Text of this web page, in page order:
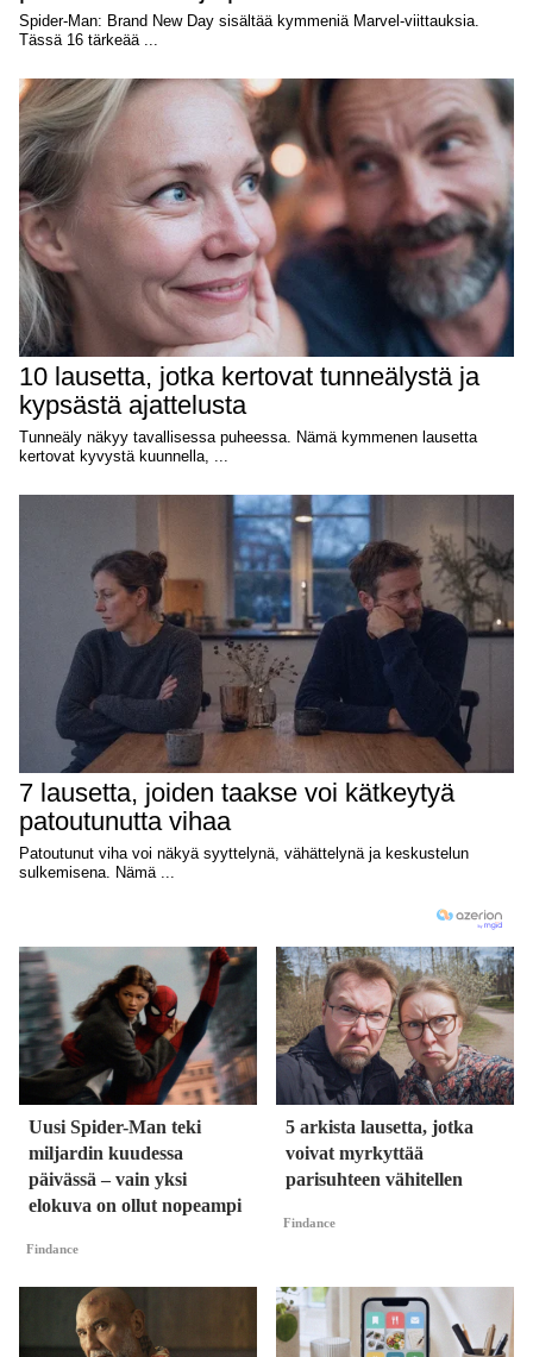
Uusi Spider-Man teki
miljardin kuudessa
päivässä – vain yksi
elokuva on ollut nopeampi
Findance
5 arkista lausetta, jotka
voivat myrkyttää
parisuhteen vähitellen
Findance